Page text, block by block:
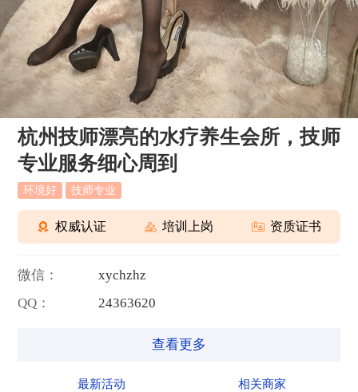
杭州技师漂亮的水疗养生会所，技师
专业服务细心周到
环境好 技师专业
权威认证 培训上岗 资质证书
微信： xychzhz
QQ：
24363620
查看更多
最新活动 相关商家